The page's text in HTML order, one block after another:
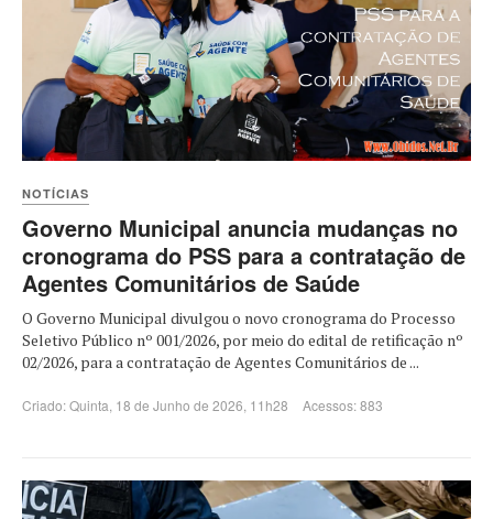
NOTÍCIAS
Governo Municipal anuncia mudanças no
cronograma do PSS para a contratação de
Agentes Comunitários de Saúde
O Governo Municipal divulgou o novo cronograma do Processo
Seletivo Público nº 001/2026, por meio do edital de retificação nº
02/2026, para a contratação de Agentes Comunitários de ...
Criado: Quinta, 18 de Junho de 2026, 11h28 Acessos: 883